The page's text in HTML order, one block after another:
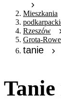
Mieszkania
Rzeszów
Grota-
tanie
Tanie